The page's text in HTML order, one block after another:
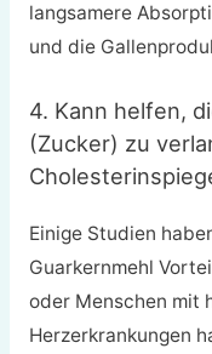
langsamere
und die
4. Kann helfen,
(Zucker) zu
Einige Studien
Guarkernmehl
oder Menschen mit
Herzerkrankungen